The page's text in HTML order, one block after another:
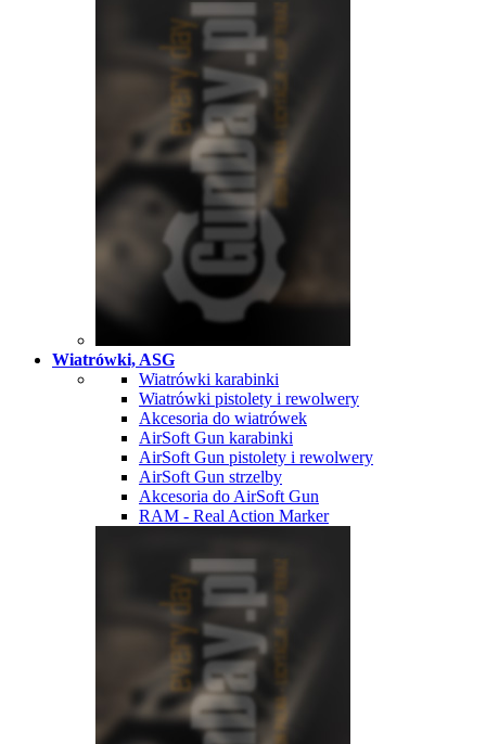
Wiatrówki, ASG
Wiatrówki karabinki
Wiatrówki pistolety i rewolwery
Akcesoria do wiatrówek
AirSoft Gun karabinki
AirSoft Gun pistolety i rewolwery
AirSoft Gun strzelby
Akcesoria do AirSoft Gun
RAM - Real Action Marker